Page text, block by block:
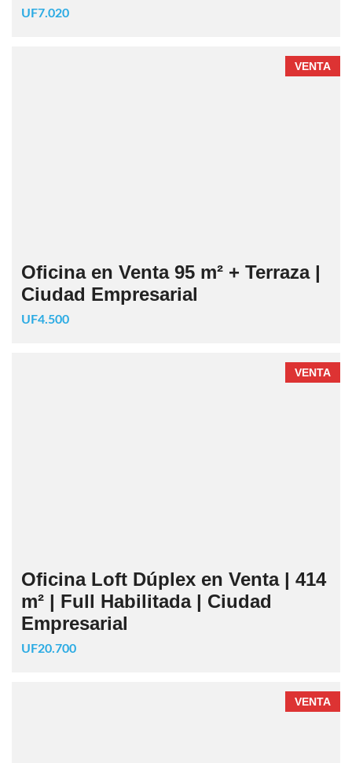
UF7.020
VENTA
Oficina en Venta 95 m² + Terraza |
Ciudad Empresarial
UF4.500
VENTA
Oficina Loft Dúplex en Venta | 414
m² | Full Habilitada | Ciudad
Empresarial
UF20.700
VENTA